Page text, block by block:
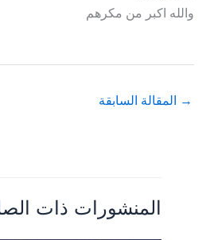
والله اكبر من مكرهم
→ المقالة السابقة
المنشورات ذات